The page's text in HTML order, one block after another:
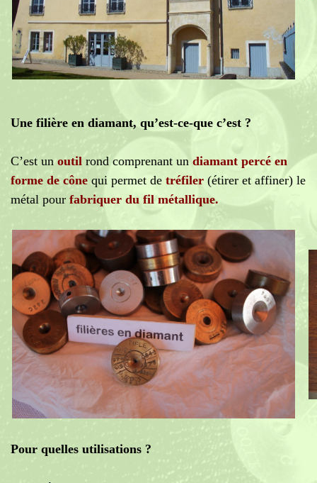
Une filière en diamant, qu’est-ce-que c’est ?
C’est un outil rond comprenant un diamant percé en
forme de cône qui permet de tréfiler (étirer et affiner) le
métal pour fabriquer du fil métallique.
Pour quelles utilisations ?